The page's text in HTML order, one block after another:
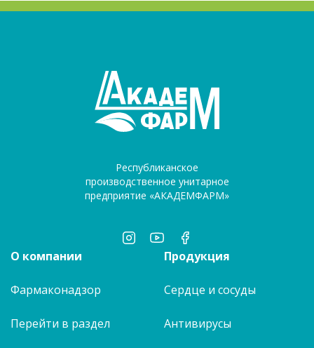
Республиканское
производственное унитарное
предприятие «АКАДЕМФАРМ»
О компании
Фармаконадзор
Перейти в раздел
Продукция
Сердце и сосуды
Антивирусы